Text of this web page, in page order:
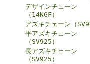
デザインチェーン
（14KGF）
アズキチェーン（
平アズキチェーン
（SV925）
長アズキチェーン
（SV925）